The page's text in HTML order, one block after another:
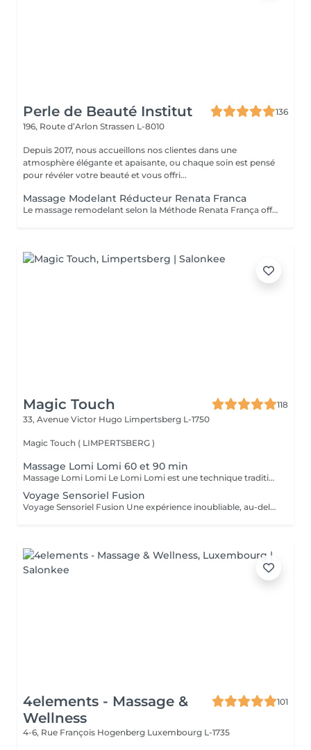
Perle de Beauté Institut
136
196, Route d’Arlon Strassen L-8010
Depuis 2017, nous accueillons nos clientes dans une
atmosphère élégante et apaisante, ou chaque soin est pensé
pour révéler votre beauté et vous offri...
Massage Modelant Réducteur Renata Franca
Le massage remodelant selon la Méthode Renata França offre des résultats surprenants, car il a été conçu pour remodeler les adipocytes, c'est-à-dire déplacer la graisse vers les zones appropriées et ainsi mieux dessiner les contours du corps. Le pétrissage et les glissements ne sont que quelques-unes des manuvres qui promettent de redessiner la silhouette et d'offrir des courbes plus harmonieuses.
Magic Touch
118
33, Avenue Victor Hugo Limpertsberg L-1750
Magic Touch ( LIMPERTSBERG )
Massage Lomi Lomi 60 et 90 min
Massage Lomi Lomi Le Lomi Lomi est une technique traditionnelle hawaïenne qui va bien au-delà du simple toucher c'est une invitation à l'harmonie entre le corps, l'esprit et l'âme. Avec des mouvements longs, fluides et rythmés, rappelant le va-et-vient des vagues de l'océan, le praticien enveloppe le corps avec ses mains et ses avant-bras, créant une expérience d'accueil profond. Bienfaits : Relaxation profonde Soulagement des tensions musculaires Amélioration de la circulation et de l'énergie vitale Sensation de légèreté, de renouveau et de bien-être Un véritable câlin sous forme de soin.
Voyage Sensoriel Fusion
Voyage Sensoriel Fusion Une expérience inoubliable, au-delà du massage Plus qu'un simple massage, c'est une véritable expérience immersive qui invite à l'harmonie entre le corps, l'esprit et l'âme. Grâce à des mouvements longs, fluides et enveloppants, associés à la puissance de la luminothérapie, de l'aromathérapie, de la musicothérapie et de l'alignement des chakras, vous êtes transporté(e) dans un univers unique de détente et de connexion intérieure. Les bienfaits : Libération des tensions physiques et mentales Réduction immédiate du stress Circulation d'énergie et sensation de vitalité Bien-être profond, légèreté et renouveau Une expérience inoubliable comme un voyage qui réveille tous vos sens.
4elements - Massage &
Wellness
101
4-6, Rue François Hogenberg Luxembourg L-1735